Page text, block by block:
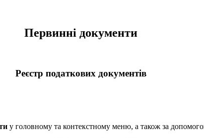
Первинні документи
Реєстр податкових документів
у головному та контекстному меню, а також за